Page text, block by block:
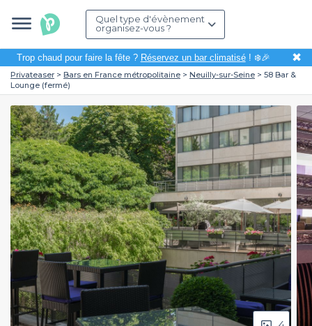
Quel type d'évènement
organisez-vous ?
Trop chaud pour faire la fête ? Réservez un bar climatisé! ❄️🎉 ✖
Privateaser Bars en France métropolitaine Neuilly-sur-Seine
58 Bar &
Lounge (fermé)